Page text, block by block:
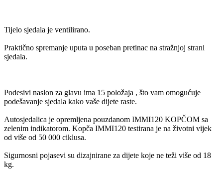
Tijelo sjedala je ventilirano.
Praktično spremanje uputa u poseban pretinac na stražnjoj strani
sjedala.
Podesivi naslon za glavu ima 15 položaja , što vam omogućuje
podešavanje sjedala kako vaše dijete raste.
Autosjedalica je opremljena pouzdanom IMMI120 KOPČOM sa
zelenim indikatorom. Kopča IMMI120 testirana je na životni vijek
od više od 50 000 ciklusa.
Sigurnosni pojasevi su dizajnirane za dijete koje ne teži više od 18
kg.